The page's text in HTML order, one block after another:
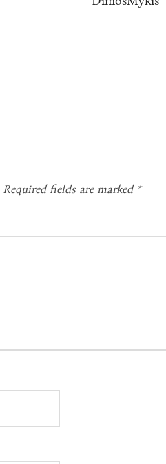
Required fields are marked *